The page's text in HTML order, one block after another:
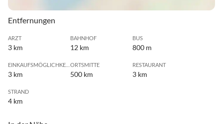
Entfernungen
ARZT
3 km
BAHNHOF
12 km
BUS
800 m
3 km
ORTSMITTE
500 km
RESTAURANT
3 km
STRAND
4 km